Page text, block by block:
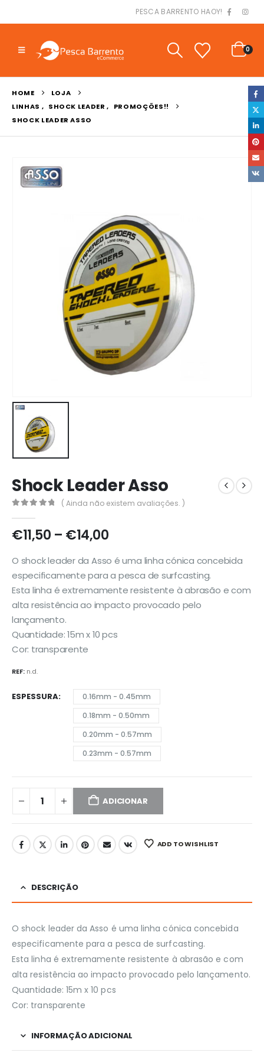
PESCA BARRENTO HAOY!
0
HOME
LOJA
LINHAS , SHOCK LEADER ,
PROMOÇÕES!!
SHOCK LEADER ASSO
Shock Leader Asso
( Ainda não existem avaliações. )
€11,50 – €14,00Price
€11,50
through
€14,00
O shock leader da Asso é uma linha cónica concebida
especificamente para a pesca de surfcasting.
Esta linha é extremamente resistente à abrasão e com
alta resistência ao impacto provocado pelo
lançamento.
Quantidade: 15m x 10 pcs
Cor: transparente
REF: n.d.
ESPESSURA
0.16mm - 0.45mm
0.18mm - 0.50mm
0.20mm - 0.57mm
0.23mm - 0.57mm
ADICIONAR
ADD TO WISHLIST
DESCRIÇÃO
O shock leader da Asso é uma linha cónica concebida
especificamente para a pesca de surfcasting.
Esta linha é extremamente resistente à abrasão e com
alta resistência ao impacto provocado pelo lançamento.
Quantidade: 15m x 10 pcs
Cor: transparente
INFORMAÇÃO ADICIONAL